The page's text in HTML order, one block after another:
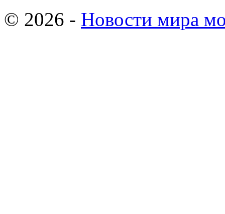
© 2026 - Новости мира